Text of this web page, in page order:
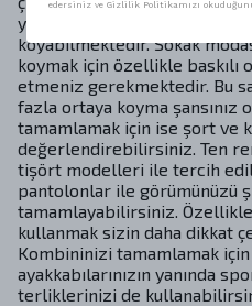
yansıtan bu baskılar özgün
koyabilmektedir. Sokak
koymak için özellikle
etmeniz gerekmektedir. Bu
fazla ortaya koyma şansınız
tamamlamak için ise şort ve
değerlendirebilirsiniz. Ten
tişört modelleri ile tercih
pantolonlar ile görümünüzü
tamamlayabilirsiniz.
kullanmak sizin daha dikkat
Kombininizi tamamlamak
ayakkabılarınızın yanında
terliklerinizi de
edersiniz ve Gizlilik Politikamızı